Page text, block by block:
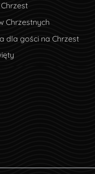
Chrzestnych
dla gości na Chrzest